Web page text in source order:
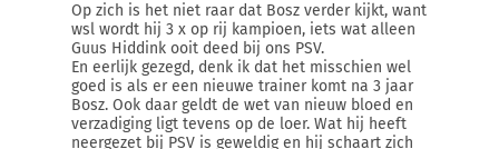
Op zich is het niet raar dat Bosz verder kijkt, want
wsl wordt hij 3 x op rij kampioen, iets wat alleen
Guus Hiddink ooit deed bij ons PSV.
En eerlijk gezegd, denk ik dat het misschien wel
goed is als er een nieuwe trainer komt na 3 jaar
Bosz. Ook daar geldt de wet van nieuw bloed en
verzadiging ligt tevens op de loer. Wat hij heeft
neergezet bij PSV is geweldig en hij schaart zich